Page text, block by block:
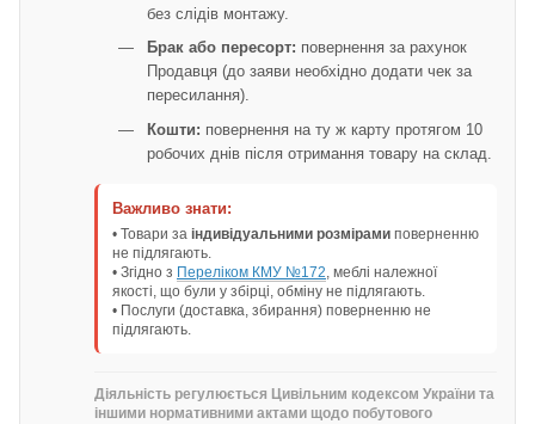
без слідів монтажу.
Брак або пересорт: повернення за рахунок
Продавця (до заяви необхідно додати чек за
пересилання).
Кошти: повернення на ту ж карту протягом 10
робочих днів після отримання товару на склад.
Важливо знати:
• Товари за індивідуальними розмірами поверненню
не підлягають.
• Згідно з Переліком КМУ №172 , меблі належної
якості, що були у збірці, обміну не підлягають.
• Послуги (доставка, збирання) поверненню не
підлягають.
Діяльність регулюється Цивільним кодексом України та
іншими нормативними актами щодо побутового